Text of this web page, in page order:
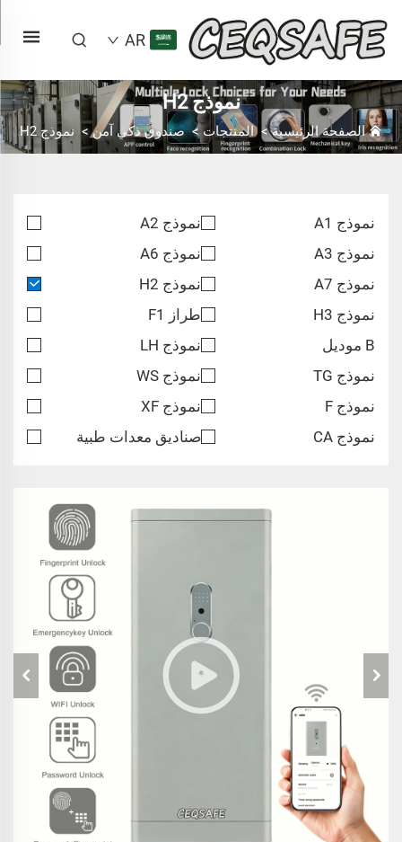
AR
نموذج H2
الصفحة الرئيسية>المنتجات >صندوق ذكي آمن> نموذج H2
نموذج A1
نموذج A2
نموذج A3
نموذج A6
نموذج A7
نموذج H2
نموذج H3
طراز F1
B موديل
نموذج LH
نموذج TG
نموذج WS
نموذج F
نموذج XF
نموذج CA
صناديق معدات طبية